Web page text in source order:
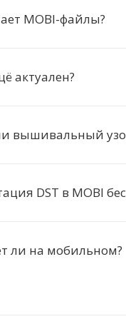
MOBI-файлы?
актуален?
вышивальный
DST в MOBI
ли на мобильном?